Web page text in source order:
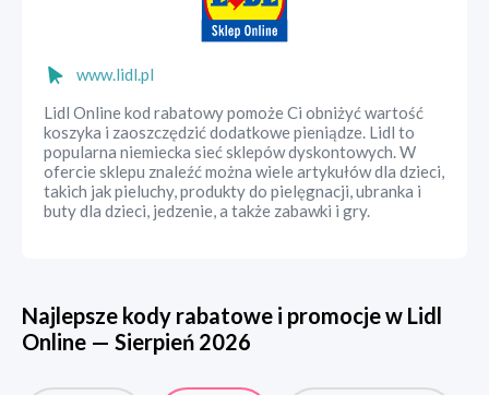
www.lidl.pl
Lidl Online kod rabatowy pomoże Ci obniżyć wartość
koszyka i zaoszczędzić dodatkowe pieniądze. Lidl to
popularna niemiecka sieć sklepów dyskontowych. W
ofercie sklepu znaleźć można wiele artykułów dla dzieci,
takich jak pieluchy, produkty do pielęgnacji, ubranka i
buty dla dzieci, jedzenie, a także zabawki i gry.
Najlepsze kody rabatowe i promocje w Lidl
Online — Sierpień 2026